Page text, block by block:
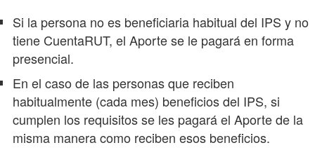
Si la persona no es beneficiaria habitual del IPS y no
tiene CuentaRUT, el Aporte se le pagará en forma
presencial.
En el caso de las personas que reciben
habitualmente (cada mes) beneficios del IPS, si
cumplen los requisitos se les pagará el Aporte de la
misma manera como reciben esos beneficios.